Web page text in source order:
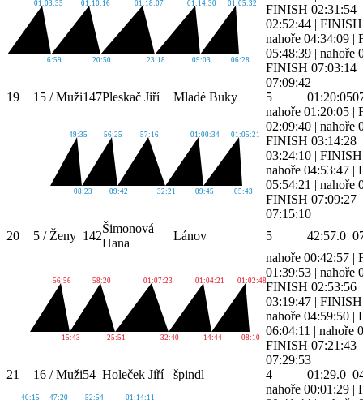
01:03:35
16:59
01:10:16
20:50
01:18:07
23:18
01:14:30
09:03
01:05:32
06:28
FINISH 02:31:54
02:52:44 | FINISH
nahoře 04:34:09 |
05:48:39 | nahoře
FINISH 07:03:14
07:09:42
19
15 / Muži147Pleskač Jiří Mladé Buky 5 01:20:05
49:35
08:23
56:25
09:42
57:16
32:21
01:00:34
09:45
01:05:21
05:43
nahoře 01:20:05 |
02:09:40 | nahoře
FINISH 03:14:28
03:24:10 | FINISH
nahoře 04:53:47 |
05:54:21 | nahoře
FINISH 07:09:27
07:15:10
20
5 / Ženy 142
Šimonová
Hana
Lánov 5 42:57.0
56:56
15:43
58:20
25:51
01:07:23
32:40
01:04:21
14:44
01:02:48
08:10
nahoře 00:42:57 |
01:39:53 | nahoře
FINISH 02:53:56
03:19:47 | FINISH
nahoře 04:59:50 |
06:04:11 | nahoře
FINISH 07:21:43
07:29:53
21
16 / Muži54 Holeček Jiří špindl 4 01:29.0
40:15 47:20 52:54 01:14:11
nahoře 00:01:29 |